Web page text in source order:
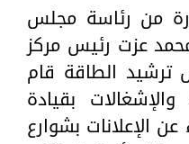
من رئاسة مجلس
محمد عزت رئيس مركز
ترشيد الطاقة قام
والإشغالات بقيادة
الإعلانات بشوارع